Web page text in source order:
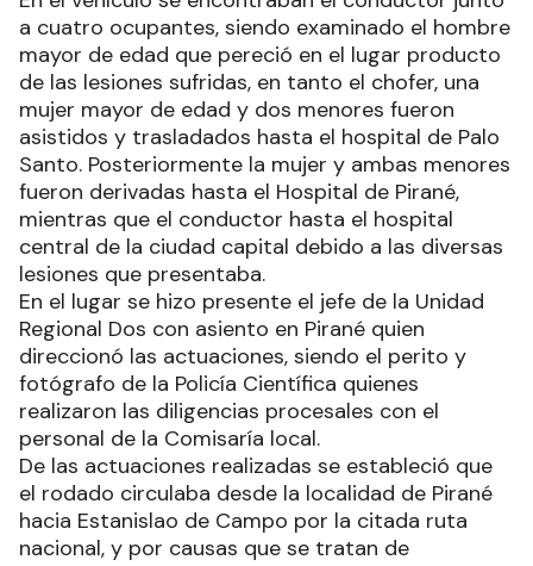
a cuatro ocupantes, siendo examinado el hombre
mayor de edad que pereció en el lugar producto
de las lesiones sufridas, en tanto el chofer, una
mujer mayor de edad y dos menores fueron
asistidos y trasladados hasta el hospital de Palo
Santo. Posteriormente la mujer y ambas menores
fueron derivadas hasta el Hospital de Pirané,
mientras que el conductor hasta el hospital
central de la ciudad capital debido a las diversas
lesiones que presentaba.
En el lugar se hizo presente el jefe de la Unidad
Regional Dos con asiento en Pirané quien
direccionó las actuaciones, siendo el perito y
fotógrafo de la Policía Científica quienes
realizaron las diligencias procesales con el
personal de la Comisaría local.
De las actuaciones realizadas se estableció que
el rodado circulaba desde la localidad de Pirané
hacia Estanislao de Campo por la citada ruta
nacional, y por causas que se tratan de